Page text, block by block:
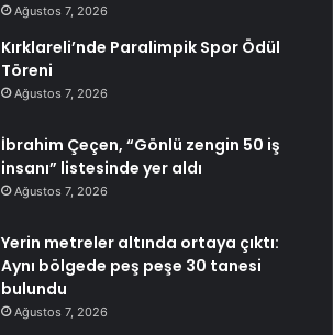
Ağustos 7, 2026
Kırklareli’nde Paralimpik Spor Ödül
Töreni
Ağustos 7, 2026
İbrahim Çeçen, “Gönlü zengin 50 iş
insanı” listesinde yer aldı
Ağustos 7, 2026
Yerin metreler altında ortaya çıktı:
Aynı bölgede peş peşe 30 tanesi
bulundu
Ağustos 7, 2026